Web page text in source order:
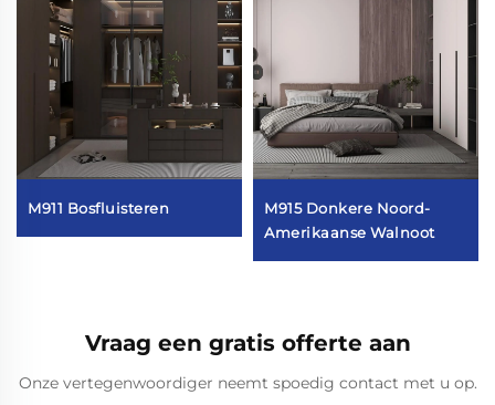
M911 Bosfluisteren
M915 Donkere Noord-
Amerikaanse Walnoot
Vraag een gratis offerte aan
Onze vertegenwoordiger neemt spoedig contact met u op.